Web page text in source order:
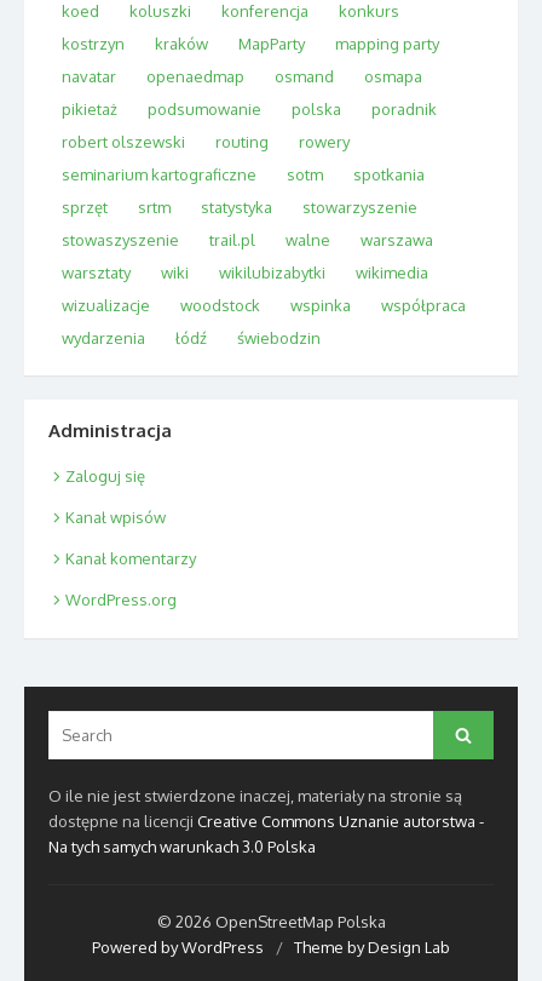
koed
koluszki konferencja
konkurs
kostrzyn
kraków MapParty
mapping party
navatar
openaedmap osmand
osmapa
pikietaż
podsumowanie polska
poradnik
robert olszewski
routing
rowery
seminarium kartograficzne
sotm
spotkania
sprzęt
srtm statystyka
stowarzyszenie
stowaszyszenie
trail.pl walne
warszawa
warsztaty
wiki wikilubizabytki
wikimedia
wizualizacje
woodstock wspinka
współpraca
wydarzenia
łódź świebodzin
Administracja
Zaloguj się
Kanał wpisów
Kanał komentarzy
WordPress.org
for:
Search
O ile nie jest stwierdzone inaczej, materiały na stronie są
dostępne na licencji Creative Commons Uznanie autorstwa -
Na tych samych warunkach 3.0 Polska
© 2026 OpenStreetMap Polska
Powered by WordPress
/ Theme by Design Lab